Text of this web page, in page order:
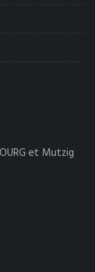
et Mutzig